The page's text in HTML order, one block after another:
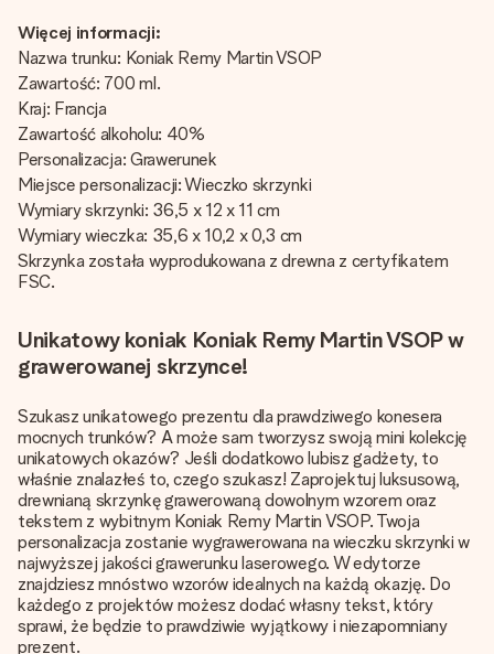
Więcej informacji:
Nazwa trunku: Koniak Remy Martin VSOP
Zawartość: 700 ml.
Kraj: Francja
Zawartość alkoholu: 40%
Personalizacja: Grawerunek
Miejsce personalizacji: Wieczko skrzynki
Wymiary skrzynki: 36,5 x 12 x 11 cm
Wymiary wieczka: 35,6 x 10,2 x 0,3 cm
Skrzynka została wyprodukowana z drewna z certyfikatem
FSC.
Unikatowy koniak Koniak Remy Martin VSOP w
grawerowanej skrzynce!
Szukasz unikatowego prezentu dla prawdziwego konesera
mocnych trunków? A może sam tworzysz swoją mini kolekcję
unikatowych okazów? Jeśli dodatkowo lubisz gadżety, to
właśnie znalazłeś to, czego szukasz! Zaprojektuj luksusową,
drewnianą skrzynkę grawerowaną dowolnym wzorem oraz
tekstem z wybitnym Koniak Remy Martin VSOP. Twoja
personalizacja zostanie wygrawerowana na wieczku skrzynki w
najwyższej jakości grawerunku laserowego. W edytorze
znajdziesz mnóstwo wzorów idealnych na każdą okazję. Do
każdego z projektów możesz dodać własny tekst, który
sprawi, że będzie to prawdziwie wyjątkowy i niezapomniany
prezent.